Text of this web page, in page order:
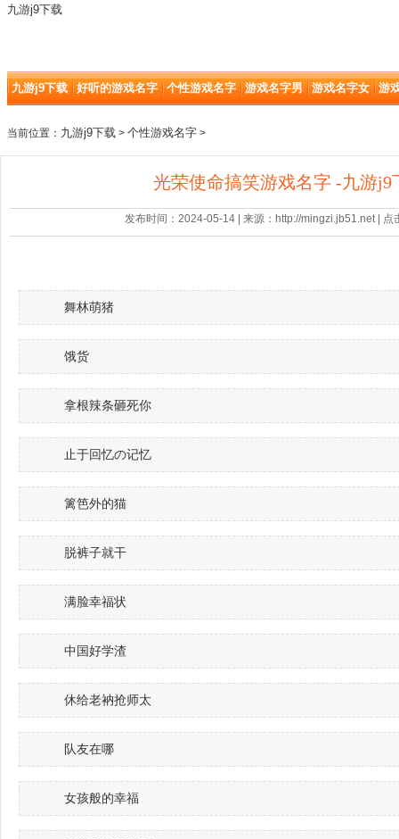
九游j9下载
九游j9下载 好听的游戏名字 个性游戏名字 游戏名字男 游戏名字女 游
当前位置： 九游j9下载 > 个性游戏名字 >
光荣使命搞笑游戏名字 -九游j9
发布时间：2024-05-14 | 来源：http://mingzi.jb51.net | 点
舞林萌猪
饿货
拿根辣条砸死你
止于回忆の记忆
篱笆外的猫
脱裤子就干
满脸幸福状
中国好学渣
休给老衲抢师太
队友在哪
女孩般的幸福